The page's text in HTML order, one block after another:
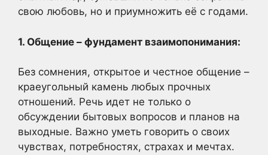
свою любовь, но и приумножить её с годами.
1. Общение – фундамент взаимопонимания:
Без сомнения, открытое и честное общение –
краеугольный камень любых прочных
отношений. Речь идет не только о
обсуждении бытовых вопросов и планов на
выходные. Важно уметь говорить о своих
чувствах, потребностях, страхах и мечтах.